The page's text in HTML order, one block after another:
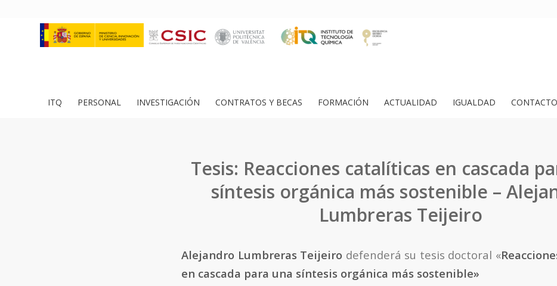
ITQ PERSONAL INVESTIGACIÓN CONTRATOS Y BECAS FORMACIÓN ACTUALIDAD IGUALDAD CONTACTO
Tesis: Reacciones catalíticas en cascada
síntesis orgánica más sostenible –
Lumbreras Teijeiro
Alejandro Lumbreras Teijeiro defenderá su tesis doctoral «
en cascada para una síntesis orgánica más sostenible»